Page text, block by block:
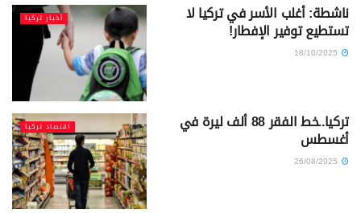
أخبار تركيا ناشطة: أغلب الأسر في تركيا لا
تستطيع توفير الإفطار!
اقتصاد تركيا تركيا..خط الفقر 88 ألف ليرة في
أغسطس